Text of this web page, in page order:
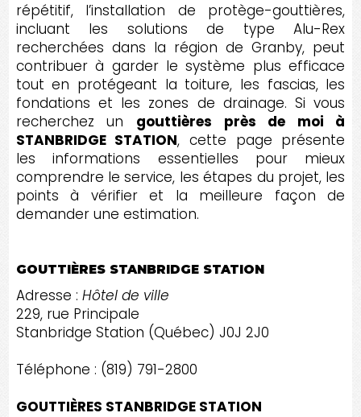
répétitif, l’installation de protège-gouttières,
incluant les solutions de type Alu-Rex
recherchées dans la région de Granby, peut
contribuer à garder le système plus efficace
tout en protégeant la toiture, les fascias, les
fondations et les zones de drainage. Si vous
recherchez un gouttières près de moi à
STANBRIDGE STATION, cette page présente
les informations essentielles pour mieux
comprendre le service, les étapes du projet, les
points à vérifier et la meilleure façon de
demander une estimation.
GOUTTIÈRES STANBRIDGE STATION
Adresse : Hôtel de ville
229, rue Principale
Stanbridge Station (Québec) J0J 2J0
Téléphone : (819) 791-2800
GOUTTIÈRES STANBRIDGE STATION